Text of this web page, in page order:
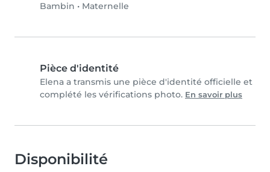
Bambin • Maternelle
Pièce d'identité
Elena a transmis une pièce d'identité officielle et
complété les vérifications photo. En savoir plus
Disponibilité